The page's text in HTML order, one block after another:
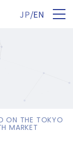
JP/EN
ON THE TOKYO
MARKET